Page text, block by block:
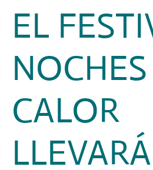
EL
CALOR